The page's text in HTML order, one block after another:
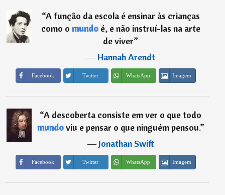
“A função da escola é ensinar às crianças
como o mundoé, e não instruí-las na arte
de viver”
―Hannah Arendt
Facebook Twitter WhatsApp Imagem
“A descoberta consiste em ver o que todo
mundoviu e pensar o que ninguém pensou.”
―Jonathan Swift
Facebook Twitter WhatsApp Imagem